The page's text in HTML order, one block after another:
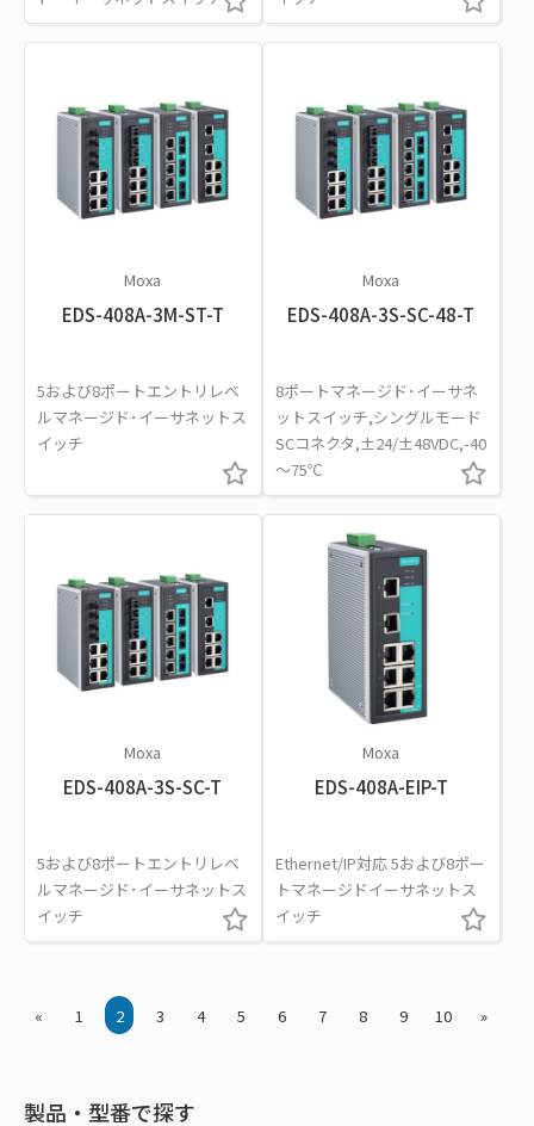
Moxa
EDS-408A-3M-ST-T
5および8ポートエントリレベ
ルマネージド･イーサネットス
イッチ
Moxa
EDS-408A-3S-SC-48-T
8ポートマネージド･イーサネ
ットスイッチ,シングルモード
SCコネクタ,±24/±48VDC,-40
～75℃
Moxa
EDS-408A-3S-SC-T
5および8ポートエントリレベ
ルマネージド･イーサネットス
イッチ
Moxa
EDS-408A-EIP-T
Ethernet/IP対応 5および8ポー
トマネージドイーサネットス
イッチ
« 1 2 3 4 5 6 7 8 9 10 »
製品・型番で探す